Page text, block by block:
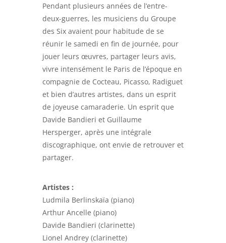
Pendant plusieurs années de l’entre-
deux-guerres, les musiciens du Groupe
des Six avaient pour habitude de se
réunir le samedi en fin de journée, pour
jouer leurs œuvres, partager leurs avis,
vivre intensément le Paris de l’époque en
compagnie de Cocteau, Picasso, Radiguet
et bien d’autres artistes, dans un esprit
de joyeuse camaraderie. Un esprit que
Davide Bandieri et Guillaume
Hersperger, après une intégrale
discographique, ont envie de retrouver et
partager.
Artistes :
Ludmila Berlinskaïa (piano)
Arthur Ancelle (piano)
Davide Bandieri (clarinette)
Lionel Andrey (clarinette)